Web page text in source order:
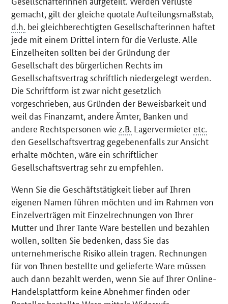
gemacht, gilt der gleiche quotale Aufteilungsmaßstab,
d.h. bei gleichberechtigten Gesellschafterinnen haftet
jede mit einem Drittel intern für die Verluste. Alle
Einzelheiten sollten bei der Gründung der
Gesellschaft des bürgerlichen Rechts im
Gesellschaftsvertrag schriftlich niedergelegt werden.
Die Schriftform ist zwar nicht gesetzlich
vorgeschrieben, aus Gründen der Beweisbarkeit und
weil das Finanzamt, andere Ämter, Banken und
andere Rechtspersonen wie z.B. Lagervermieter etc.
den Gesellschaftsvertrag gegebenenfalls zur Ansicht
erhalte möchten, wäre ein schriftlicher
Gesellschaftsvertrag sehr zu empfehlen.
Wenn Sie die Geschäftstätigkeit lieber auf Ihren
eigenen Namen führen möchten und im Rahmen von
Einzelverträgen mit Einzelrechnungen von Ihrer
Mutter und Ihrer Tante Ware bestellen und bezahlen
wollen, sollten Sie bedenken, dass Sie das
unternehmerische Risiko allein tragen. Rechnungen
für von Ihnen bestellte und gelieferte Ware müssen
auch dann bezahlt werden, wenn Sie auf Ihrer Online-
Handelsplattform keine Abnehmer finden oder